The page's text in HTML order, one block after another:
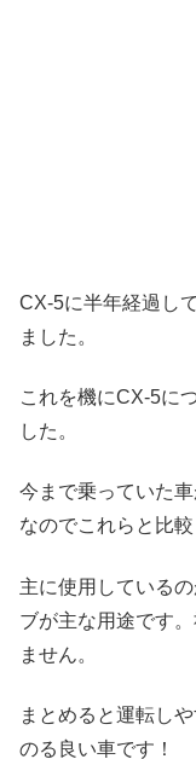
CX-5に半年経過し
ました。
これを機にCX-5に
した。
今まで乗っていた
なのでこれらと比
主に使用している
ブが主な用途です
ません。
まとめると運転し
のる良い車です！